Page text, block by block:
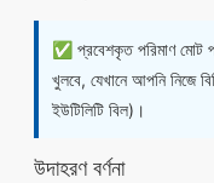
✅ প্রবেশকৃত পরিমাণ মোট
খুলবে, যেখানে আপনি নিজে
ইউটিলিটি বিল)।
উদাহরণ বর্ণনা